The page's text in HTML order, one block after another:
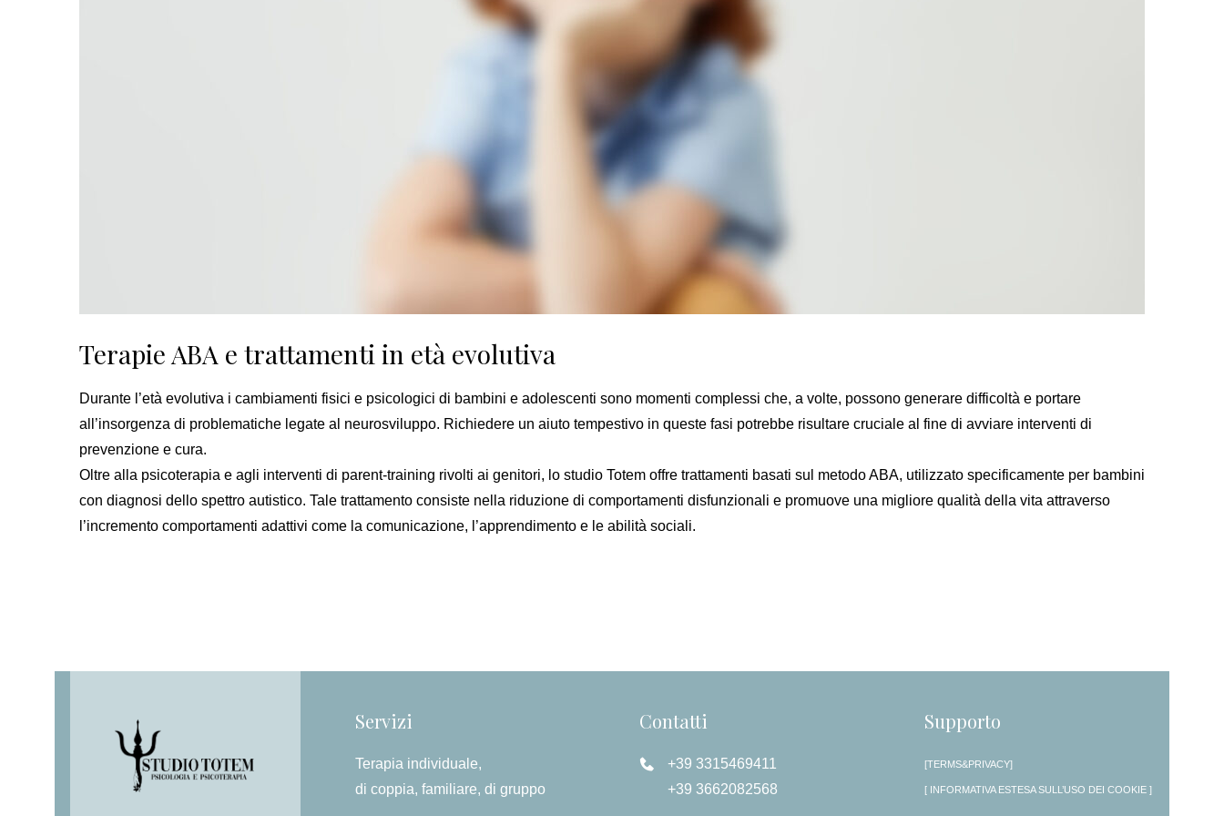
Terapie ABA e trattamenti in età evolutiva
Durante l’età evolutiva i cambiamenti fisici e psicologici di bambini e adolescenti sono momenti complessi che, a volte, possono generare difficoltà e portare
all’insorgenza di problematiche legate al neurosviluppo. Richiedere un aiuto tempestivo in queste fasi potrebbe risultare cruciale al fine di avviare interventi di
prevenzione e cura.
Oltre alla psicoterapia e agli interventi di parent-training rivolti ai genitori, lo studio Totem offre trattamenti basati sul metodo ABA, utilizzato specificamente per bambini
con diagnosi dello spettro autistico. Tale trattamento consiste nella riduzione di comportamenti disfunzionali e promuove una migliore qualità della vita attraverso
l’incremento comportamenti adattivi come la comunicazione, l’apprendimento e le abilità sociali.
Servizi
Terapia individuale,
di coppia, familiare, di gruppo
Contatti
+39 3315469411
+39 3662082568
Supporto
[TERMS&PRIVACY]
[ INFORMATIVA ESTESA SULL’USO DEI COOKIE ]